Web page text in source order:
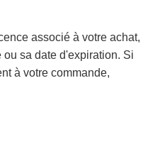
associé à votre achat,
sa date d'expiration. Si
à votre commande,